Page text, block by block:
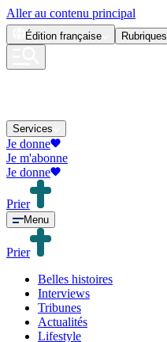
Aller au contenu principal
Édition française Rubriques
Services
Je donne
Je m'abonne
Je donne
Prier
Menu
Prier
Belles histoires
Interviews
Tribunes
Actualités
Lifestyle